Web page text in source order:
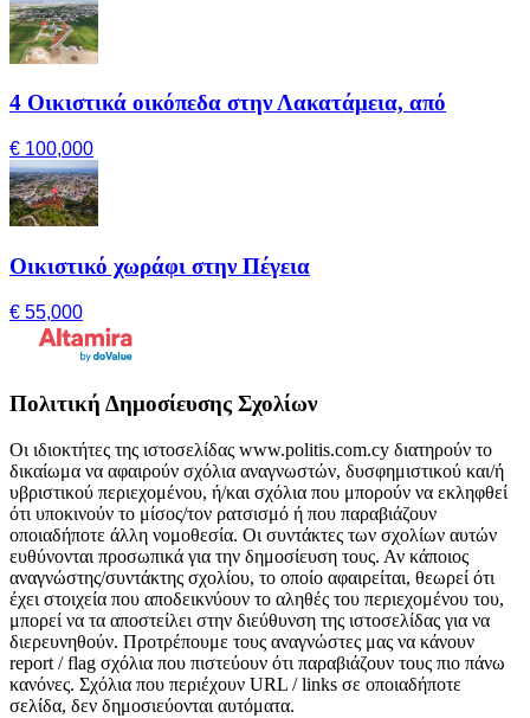
4 Οικιστικά οικόπεδα στην Λακατάμεια, από
€ 100,000
Οικιστικό χωράφι στην Πέγεια
€ 55,000
Πολιτική Δημοσίευσης Σχολίων
Οι ιδιοκτήτες της ιστοσελίδας www.politis.com.cy διατηρούν το
δικαίωμα να αφαιρούν σχόλια αναγνωστών, δυσφημιστικού και/ή
υβριστικού περιεχομένου, ή/και σχόλια που μπορούν να εκληφθεί
ότι υποκινούν το μίσος/τον ρατσισμό ή που παραβιάζουν
οποιαδήποτε άλλη νομοθεσία. Οι συντάκτες των σχολίων αυτών
ευθύνονται προσωπικά για την δημοσίευση τους. Αν κάποιος
αναγνώστης/συντάκτης σχολίου, το οποίο αφαιρείται, θεωρεί ότι
έχει στοιχεία που αποδεικνύουν το αληθές του περιεχομένου του,
μπορεί να τα αποστείλει στην διεύθυνση της ιστοσελίδας για να
διερευνηθούν. Προτρέπουμε τους αναγνώστες μας να κάνουν
report / flag σχόλια που πιστεύουν ότι παραβιάζουν τους πιο πάνω
κανόνες. Σχόλια που περιέχουν URL / links σε οποιαδήποτε
σελίδα, δεν δημοσιεύονται αυτόματα.